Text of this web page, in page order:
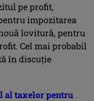
pe profit,
impozitarea
lovitură, pentru
Cel mai probabil
în discuție
al taxelor pentru